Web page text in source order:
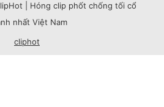
| Hóng clip phốt chống tối cổ
nhất Việt Nam
cliphot